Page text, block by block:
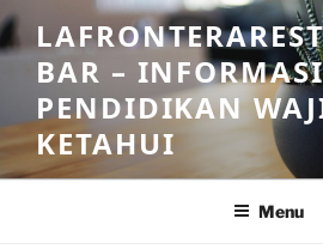
Skip
to
contentBAR –
PENDIDIKAN
KETAHUI
Menu